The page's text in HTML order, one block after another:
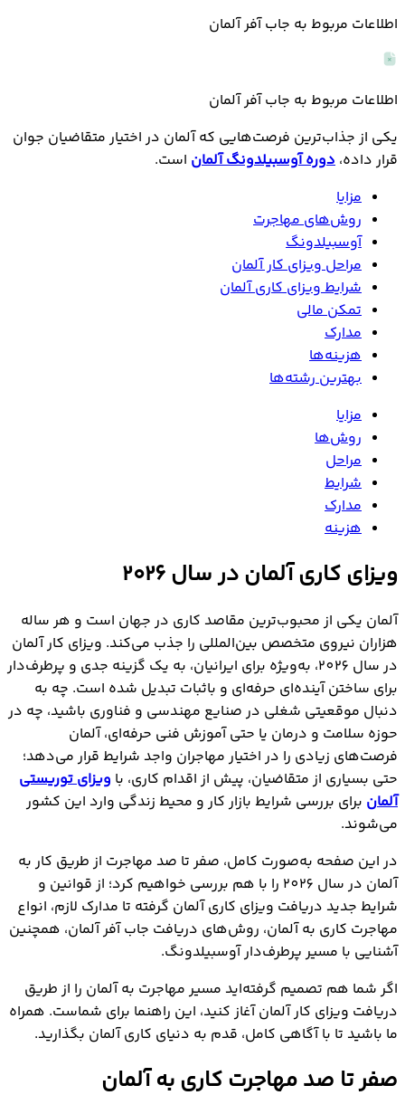
اطلاعات مربوط به جاب آفر آلمان
اطلاعات مربوط به جاب آفر آلمان
یکی از جذاب‌ترین فرصت‌هایی که آلمان در اختیار متقاضیان جوان
قرار داده، دوره آوسبیلدونگ آلمان است.
مزایا
روش‌های مهاجرت
آوسبیلدونگ
مراحل ویزای کار آلمان
شرایط ویزای کاری آلمان
تمکن مالی
مدارک
هزینه‌ها
بهترین رشته‌ها
مزایا
روش‌ها
مراحل
شرایط
مدارک
هزینه
ویزای کاری آلمان در سال ۲۰۲۶
آلمان یکی از محبوب‌ترین مقاصد کاری در جهان است و هر ساله
هزاران نیروی متخصص بین‌المللی را جذب می‌کند. ویزای کار آلمان
در سال 2026، به‌ویژه برای ایرانیان، به یک گزینه جدی و پرطرف‌دار
برای ساختن آینده‌ای حرفه‌ای و با‌ثبات تبدیل شده است. چه به
دنبال موقعیتی شغلی در صنایع مهندسی و فناوری باشید، چه در
حوزه سلامت و درمان یا حتی آموزش فنی حرفه‌ای، آلمان
فرصت‌های زیادی را در اختیار مهاجران واجد شرایط قرار می‌دهد؛
حتی بسیاری از متقاضیان، پیش از اقدام کاری، با ویزای توریستی
آلمان برای بررسی شرایط بازار کار و محیط زندگی وارد این کشور
می‌شوند.
در این صفحه به‌صورت کامل، صفر تا صد مهاجرت از طریق کار به
آلمان در سال 2026 را با هم بررسی خواهیم کرد؛ از قوانین و
شرایط جدید دریافت ویزای کاری آلمان گرفته تا مدارک لازم، انواع
مهاجرت کاری به آلمان، روش‌های دریافت جاب آفر آلمان، همچنین
آشنایی با مسیر پرطرف‌دار آوسبیلدونگ.
اگر شما هم تصمیم گرفته‌اید مسیر مهاجرت به آلمان را از طریق
دریافت ویزاي کار آلمان آغاز کنید، این راهنما برای شماست. همراه
ما باشید تا با آگاهی کامل، قدم به دنیای کاری آلمان بگذارید.
صفر تا صد مهاجرت کاری به آلمان